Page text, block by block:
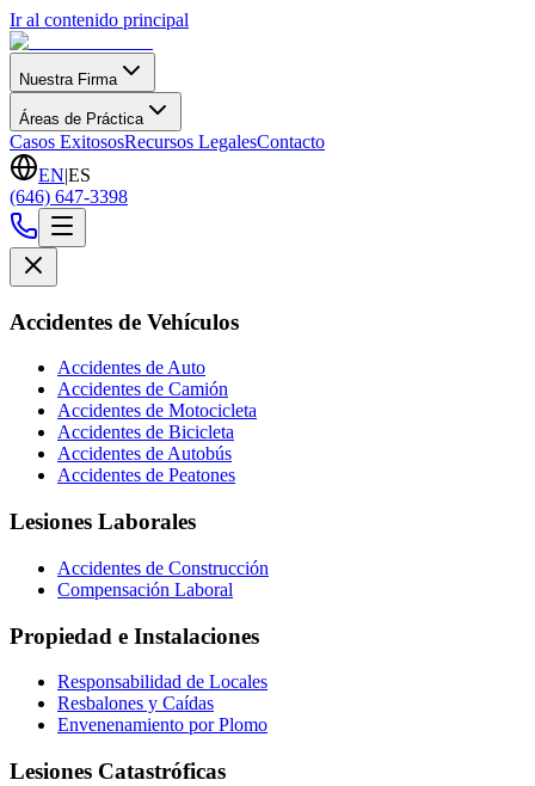
Ir al contenido principal
Nuestra Firma
Áreas de Práctica
Casos ExitososRecursos LegalesContacto
EN|ES
(646) 647-3398
Accidentes de Vehículos
Accidentes de Auto
Accidentes de Camión
Accidentes de Motocicleta
Accidentes de Bicicleta
Accidentes de Autobús
Accidentes de Peatones
Lesiones Laborales
Accidentes de Construcción
Compensación Laboral
Propiedad e Instalaciones
Responsabilidad de Locales
Resbalones y Caídas
Envenenamiento por Plomo
Lesiones Catastróficas